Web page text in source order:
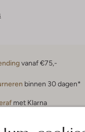
vanaf €75,-
binnen 30 dagen*
met Klarna